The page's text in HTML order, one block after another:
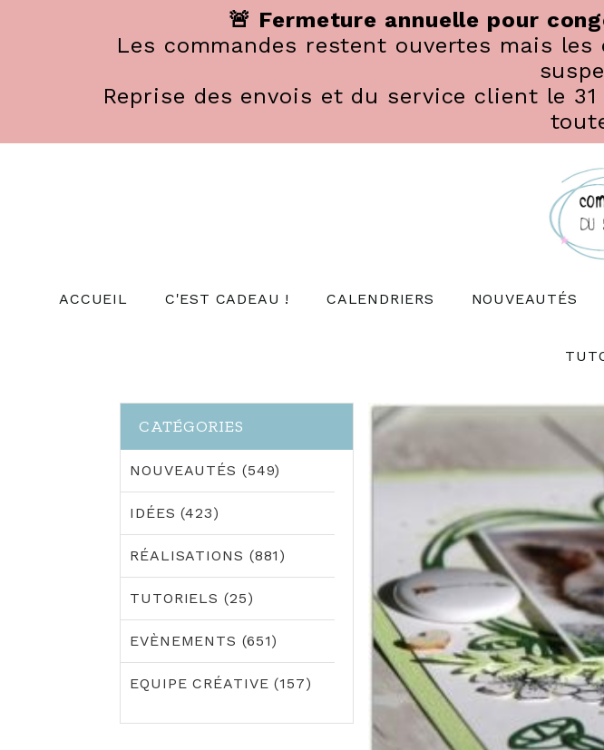
🚨 Fermeture annuelle pour
Les commandes restent ouvertes mais
Reprise des envois et du service client le
ACCUEIL C'EST CADEAU ! CALENDRIERS NOUVEAUTÉS
CATÉGORIES
NOUVEAUTÉS (549)
IDÉES (423)
RÉALISATIONS (881)
TUTORIELS (25)
EVÈNEMENTS (651)
EQUIPE CRÉATIVE (157)